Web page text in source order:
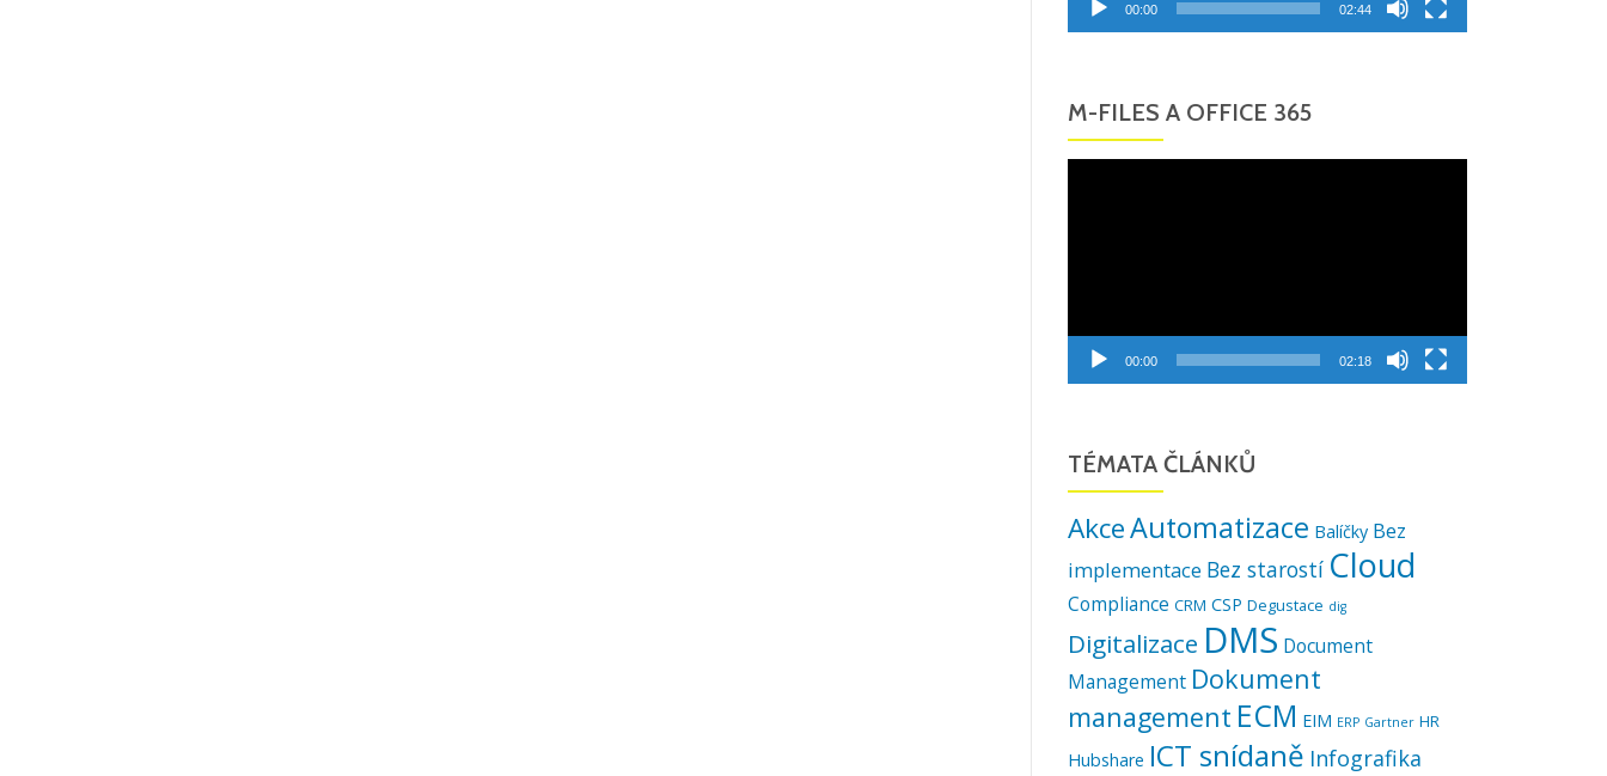
00:00 02:44
M-FILES A OFFICE 365
00:00 02:18
TÉMATA ČLÁNKŮ
AkceAutomatizace Balíčky Bez
implementace Bez starostí Cloud
Compliance CRM CSP Degustace dig
Digitalizace DMS Document
Management Dokument
management ECM EIM ERP Gartner HR
Hubshare ICT snídaně Infografika